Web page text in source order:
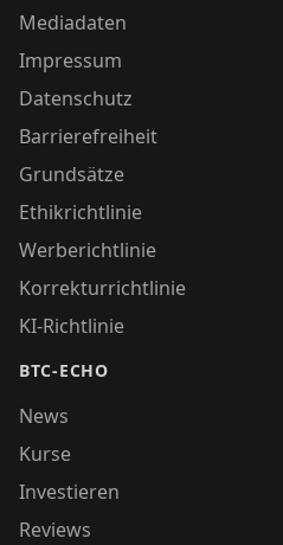
Mediadaten
Impressum
Datenschutz
Barrierefreiheit
Grundsätze
Ethikrichtlinie
Werberichtlinie
Korrekturrichtlinie
KI-Richtlinie
BTC-ECHO
News
Kurse
Investieren
Reviews